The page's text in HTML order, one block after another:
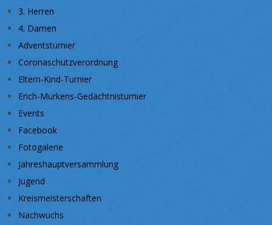
3. Herren
4. Damen
Adventsturnier
Coronaschutzverordnung
Eltern-Kind-Turnier
Erich-Mürkens-Gedächtnisturnier
Events
Facebook
Fotogalerie
Jahreshauptversammlung
Jugend
Kreismeisterschaften
Nachwuchs